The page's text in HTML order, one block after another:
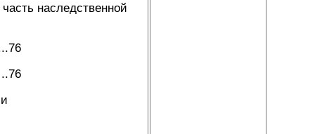
наследственной